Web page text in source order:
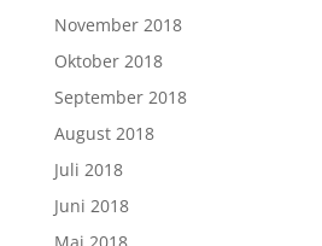
November 2018
Oktober 2018
September 2018
August 2018
Juli 2018
Juni 2018